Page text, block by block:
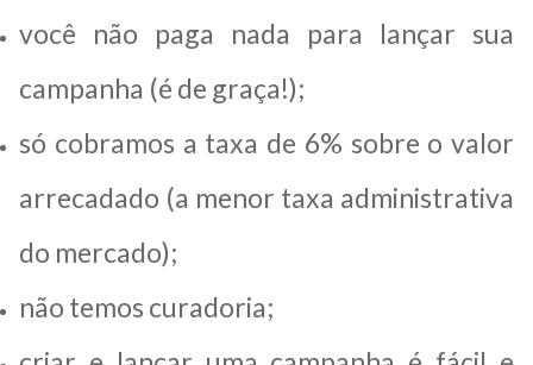
você não paga nada para lançar sua
campanha (é de graça!);
só cobramos a taxa de 6% sobre o valor
arrecadado (a menor taxa administrativa
do mercado);
não temos curadoria;